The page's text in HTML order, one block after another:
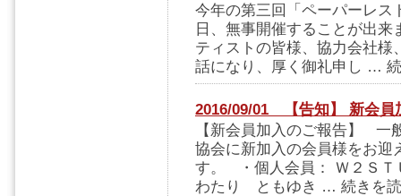
今年の第三回「ペーパーレス
日、無事開催することが出
ティストの皆様、協力会社
話になり、厚く御礼申し …
2016/09/01 【告知】 新会員
【新会員加入のご報告】
協会に新加入の会員様をお迎
す。 ・個人会員： Ｗ２Ｓ
わたり ともゆき … 続きを